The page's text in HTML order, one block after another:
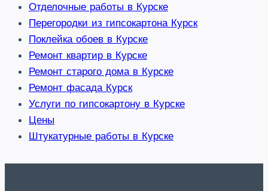
Отделочные работы в Курске
Перегородки из гипсокартона Курск
Поклейка обоев в Курске
Ремонт квартир в Курске
Ремонт старого дома в Курске
Ремонт фасада Курск
Услуги по гипсокартону в Курске
Цены
Штукатурные работы в Курске